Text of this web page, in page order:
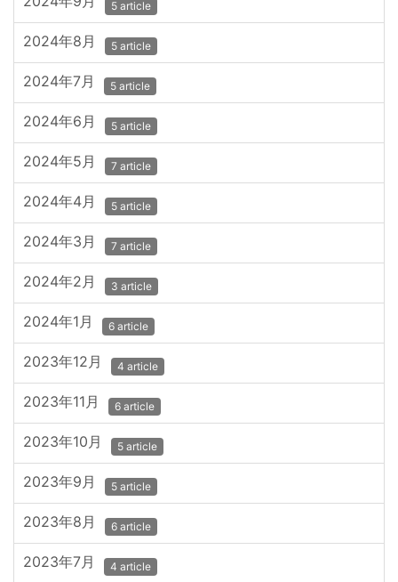
5 article
2024年8月 5 article
2024年7月 5 article
2024年6月 5 article
2024年5月 7 article
2024年4月 5 article
2024年3月 7 article
2024年2月 3 article
2024年1月 6 article
2023年12月 4 article
2023年11月 6 article
2023年10月 5 article
2023年9月 5 article
2023年8月 6 article
2023年7月 4 article